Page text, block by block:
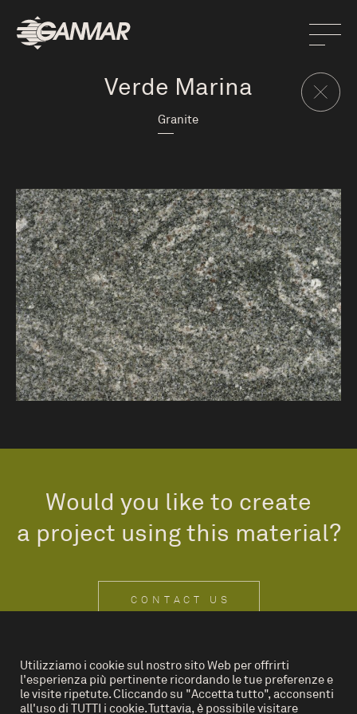
Verde Marina
Granite
Would you like to create
a project using this material?
CONTACT US
IT EN
Utilizziamo i cookie sul nostro sito Web per offrirti
l'esperienza più pertinente ricordando le tue preferenze e
le visite ripetute. Cliccando su "Accetta tutto", acconsenti
all'uso di TUTTI i cookie. Tuttavia, è possibile visitare